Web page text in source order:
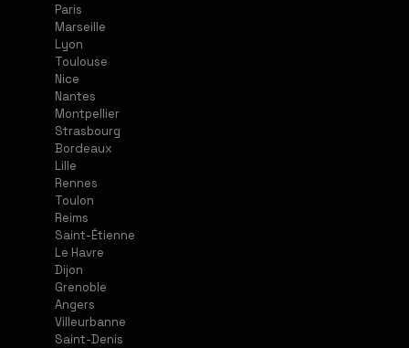
Paris
Marseille
Lyon
Toulouse
Nice
Nantes
Montpellier
Strasbourg
Bordeaux
Lille
Rennes
Toulon
Reims
Saint-Étienne
Le Havre
Dijon
Grenoble
Angers
Villeurbanne
Saint-Denis